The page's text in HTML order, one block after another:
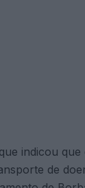
indicou
de